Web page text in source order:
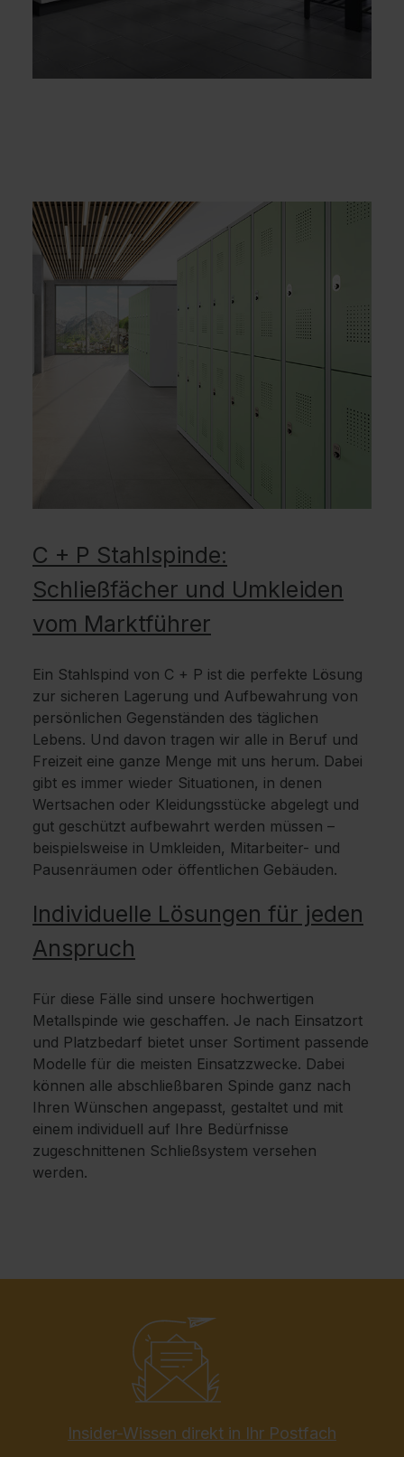
C + P Stahlspinde:
Schließfächer und Umkleiden
vom Marktführer
Ein Stahlspind von C + P ist die perfekte Lösung
zur sicheren Lagerung und Aufbewahrung von
persönlichen Gegenständen des täglichen
Lebens. Und davon tragen wir alle in Beruf und
Freizeit eine ganze Menge mit uns herum. Dabei
gibt es immer wieder Situationen, in denen
Wertsachen oder Kleidungsstücke abgelegt und
gut geschützt aufbewahrt werden müssen –
beispielsweise in Umkleiden, Mitarbeiter- und
Pausenräumen oder öffentlichen Gebäuden.
Individuelle Lösungen für jeden
Anspruch
Für diese Fälle sind unsere hochwertigen
Metallspinde wie geschaffen. Je nach Einsatzort
und Platzbedarf bietet unser Sortiment passende
Modelle für die meisten Einsatzzwecke. Dabei
können alle abschließbaren Spinde ganz nach
Ihren Wünschen angepasst, gestaltet und mit
einem individuell auf Ihre Bedürfnisse
zugeschnittenen Schließsystem versehen
werden.
Insider-Wissen direkt in Ihr Postfach